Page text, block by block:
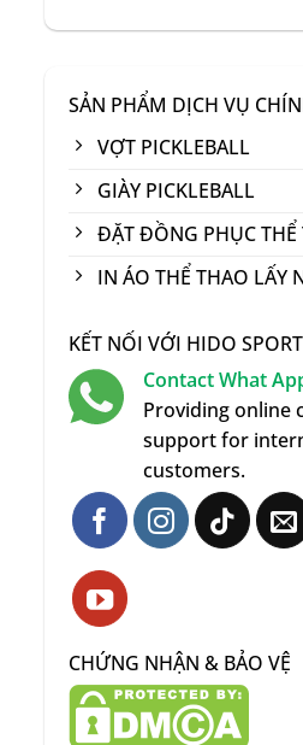
SẢN PHẨM DỊCH VỤ
VỢT PICKLEBALL
GIÀY PICKLEBALL
ĐẶT ĐỒNG PHỤC THỂ
IN ÁO THỂ THAO LẤY
KẾT NỐI VỚI HIDO SPORT
Contact What
Providing online
support for
customers.
CHỨNG NHẬN & BẢO VỆ